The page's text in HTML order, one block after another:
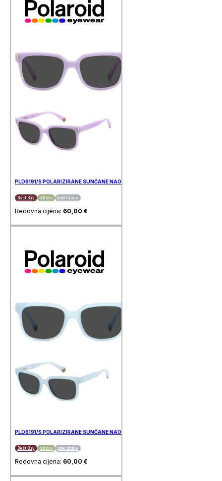
PLD6191/S POLARIZIRANE SUNČANE NAOČALE POLAROID
Best Buy održivo polarizirane
Redovna cijena: 60,00 €
PLD6191/S POLARIZIRANE SUNČANE NAOČALE POLAROID
Best Buy održivo polarizirane
Redovna cijena: 60,00 €